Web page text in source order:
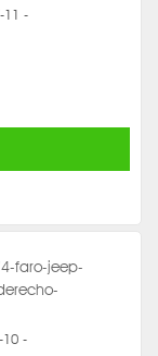
11 -
10 -